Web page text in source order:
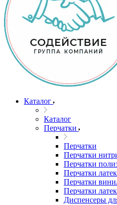
Каталог
Каталог
Перчатки
Перчатки
Перчатки
Перчатки
Перчатки
Перчатки
Перчатки
Диспенсеры